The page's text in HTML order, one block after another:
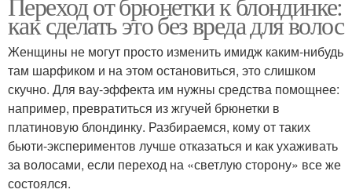
как сделать это без вреда для волос
Женщины не могут просто изменить имидж каким-нибудь
там шарфиком и на этом остановиться, это слишком
скучно. Для вау-эффекта им нужны средства помощнее:
например, превратиться из жгучей брюнетки в
платиновую блондинку. Разбираемся, кому от таких
бьюти-экспериментов лучше отказаться и как ухаживать
за волосами, если переход на «светлую сторону» все же
состоялся.